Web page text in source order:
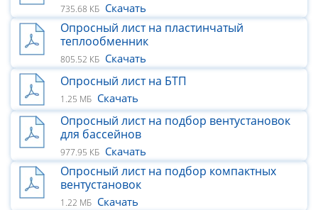
735.68 КБ Скачать
Опросный лист на пластинчатый
теплообменник
805.52 КБ Скачать
Опросный лист на БТП
1.25 МБ Скачать
Опросный лист на подбор вентустановок
для бассейнов
977.95 КБ Скачать
Опросный лист на подбор компактных
вентустановок
1.22 МБ Скачать